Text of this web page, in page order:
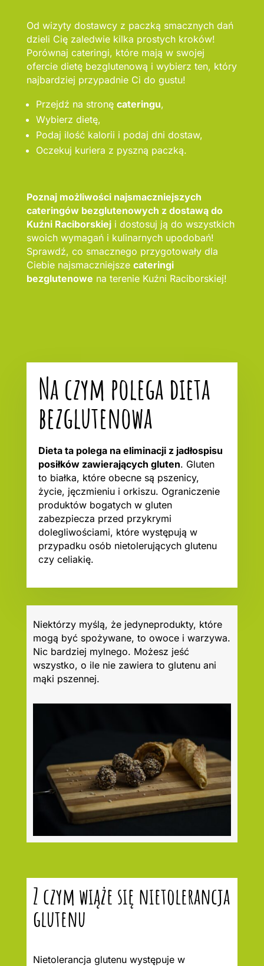
Od wizyty dostawcy z paczką smacznych dań
dzieli Cię zaledwie kilka prostych kroków!
Porównaj cateringi, które mają w swojej
ofercie dietę bezglutenową i wybierz ten, który
najbardziej przypadnie Ci do gustu!
Przejdź na stronę cateringu,
Wybierz dietę,
Podaj ilość kalorii i podaj dni dostaw,
Oczekuj kuriera z pyszną paczką.
Poznaj możliwości najsmaczniejszych
cateringów bezglutenowych z dostawą do
Kuźni Raciborskieji dostosuj ją do wszystkich
swoich wymagań i kulinarnych upodobań!
Sprawdź, co smacznego przygotowały dla
Ciebie najsmaczniejsze cateringi
bezglutenowe na terenie Kuźni Raciborskiej!
Na czym polega dieta
bezglutenowa
Dieta ta polega na eliminacji z jadłospisu
posiłków zawierających gluten. Gluten
to białka, które obecne są pszenicy,
życie, jęczmieniu i orkiszu. Ograniczenie
produktów bogatych w gluten
zabezpiecza przed przykrymi
dolegliwościami, które występują w
przypadku osób nietolerujących glutenu
czy celiakię.
Niektórzy myślą, że jedyneprodukty, które
mogą być spożywane, to owoce i warzywa.
Nic bardziej mylnego. Możesz jeść
wszystko, o ile nie zawiera to glutenu ani
mąki pszennej.
Z czym wiąże się nietolerancja
glutenu
Nietolerancja glutenu występuje w